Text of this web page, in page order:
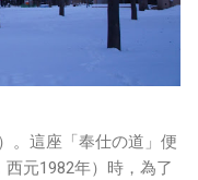
。這座「奉仕の道」便
元1982年）時，為了